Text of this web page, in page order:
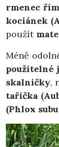
rmenec
kociánek
použít
Méně
použitelné
skalničky,
tařička
(Phlox